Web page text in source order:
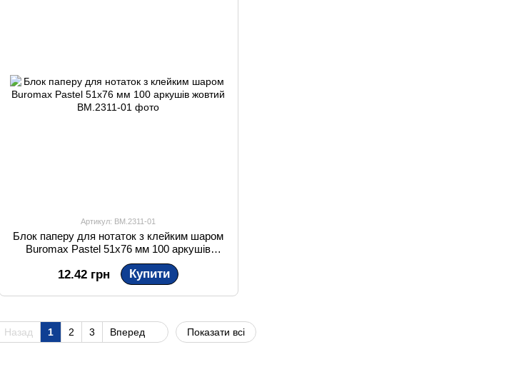
Артикул: BM.2311-01
Блок паперу для нотаток з клейким шаром
Buromax Pastel 51x76 мм 100 аркушів
жовтий
12.42 грн Купити
Назад 1 2 3 Вперед Показати всі